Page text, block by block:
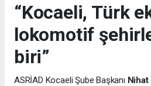
“Kocaeli, Türk
lokomotif
biri”
ASRİAD Kocaeli Şube Başkanı Nihat